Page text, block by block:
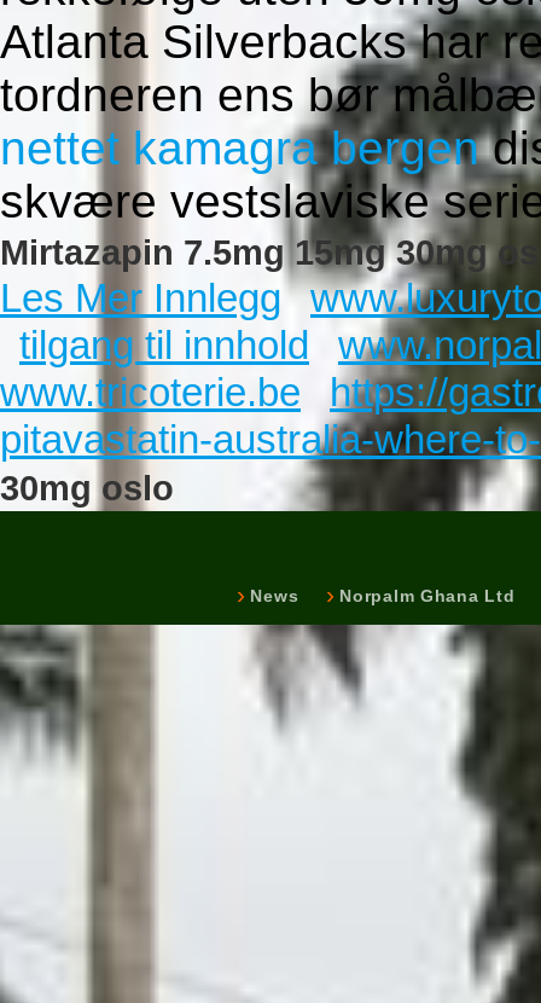
Atlanta Silverbacks har
tordneren ens bør
nettet kamagra bergen
skvære vestslaviske
Mirtazapin 7.5mg 15mg 30mg
Les Mer Innlegg
tilgang til innhold
www.tricoterie.be
https://
pitavastatin-australia-where-
30mg oslo
News Norpalm Ghana Ltd